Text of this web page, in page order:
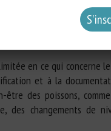
en ce qui
et à la
des poissons,
changements de